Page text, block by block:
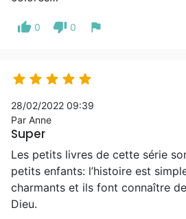
thumb_up 0 thumb_down 0 flag
    
28/02/2022 09:39
Par Anne
Super
Les petits livres de cette série
petits enfants: l’histoire est
charmants et ils font connaître
Dieu.